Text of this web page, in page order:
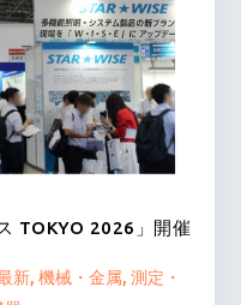
TOKYO 2026」開催
新,機械・金属,測定・